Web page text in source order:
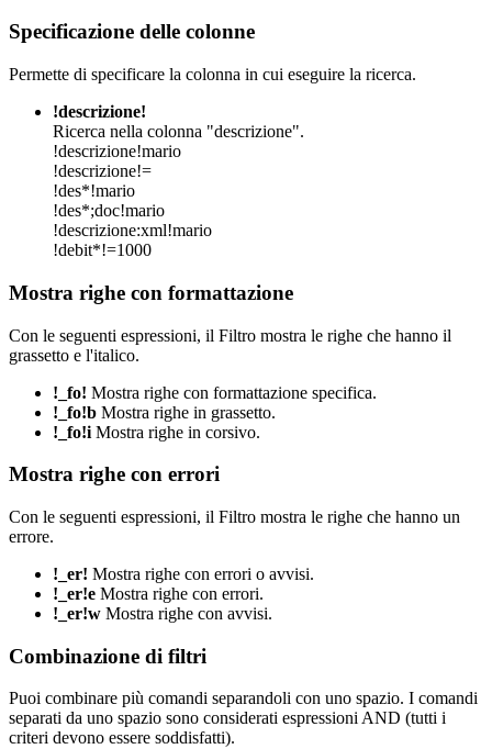
Specificazione delle colonne
Permette di specificare la colonna in cui eseguire la ricerca.
!descrizione!
Ricerca nella colonna "descrizione".
!descrizione!mario
!descrizione!=
!des*!mario
!des*;doc!mario
!descrizione:xml!mario
!debit*!=1000
Mostra righe con formattazione
Con le seguenti espressioni, il Filtro mostra le righe che hanno il
grassetto e l'italico.
!_fo! Mostra righe con formattazione specifica.
!_fo!b Mostra righe in grassetto.
!_fo!i Mostra righe in corsivo.
Mostra righe con errori
Con le seguenti espressioni, il Filtro mostra le righe che hanno un
errore.
!_er! Mostra righe con errori o avvisi.
!_er!e Mostra righe con errori.
!_er!w Mostra righe con avvisi.
Combinazione di filtri
Puoi combinare più comandi separandoli con uno spazio. I comandi
separati da uno spazio sono considerati espressioni AND (tutti i
criteri devono essere soddisfatti).